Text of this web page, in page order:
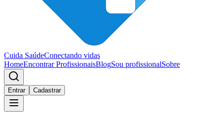
Cuida SaúdeConectando vidas
HomeEncontrar ProfissionaisBlogSou profissionalSobre
Entrar Cadastrar